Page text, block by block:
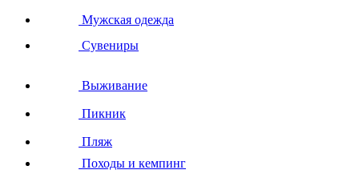
Мужская одежда
Сувениры
Выживание
Пикник
Пляж
Походы и кемпинг